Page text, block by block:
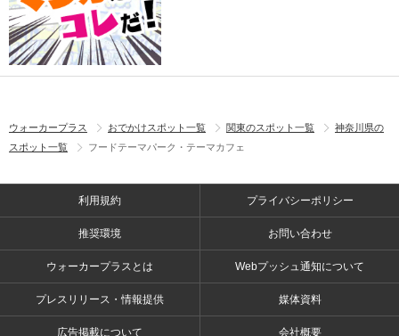
ウォーカープラス おでかけスポット一覧 関東のスポット一覧
神奈川県の
スポット一覧
フードテーマパーク・テーマカフェ
利用規約 プライバシーポリシー
推奨環境 お問い合わせ
ウォーカープラスとは Webプッシュ通知について
プレスリリース・情報提供 媒体資料
広告掲載について 会社概要